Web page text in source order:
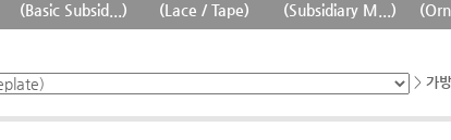
(Basic Subsid...)
(Lace / Tape)
(Subsidiary M...)
> 가